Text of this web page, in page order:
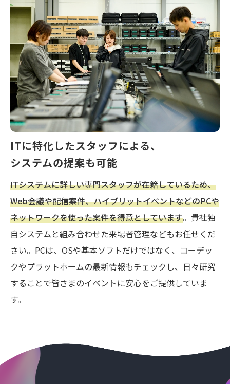
ITに特化したスタッフによる、
システムの提案も可能
ITシステムに詳しい専門スタッフが在籍しているため、
Web会議や配信案件、ハイブリットイベントなどのPCや
ネットワークを使った案件を得意としています。貴社独
自システムと組み合わせた来場者管理などもお任せくだ
さい。PCは、OSや基本ソフトだけではなく、コーデッ
クやプラットホームの最新情報もチェックし、日々研究
することで皆さまのイベントに安心をご提供していま
す。